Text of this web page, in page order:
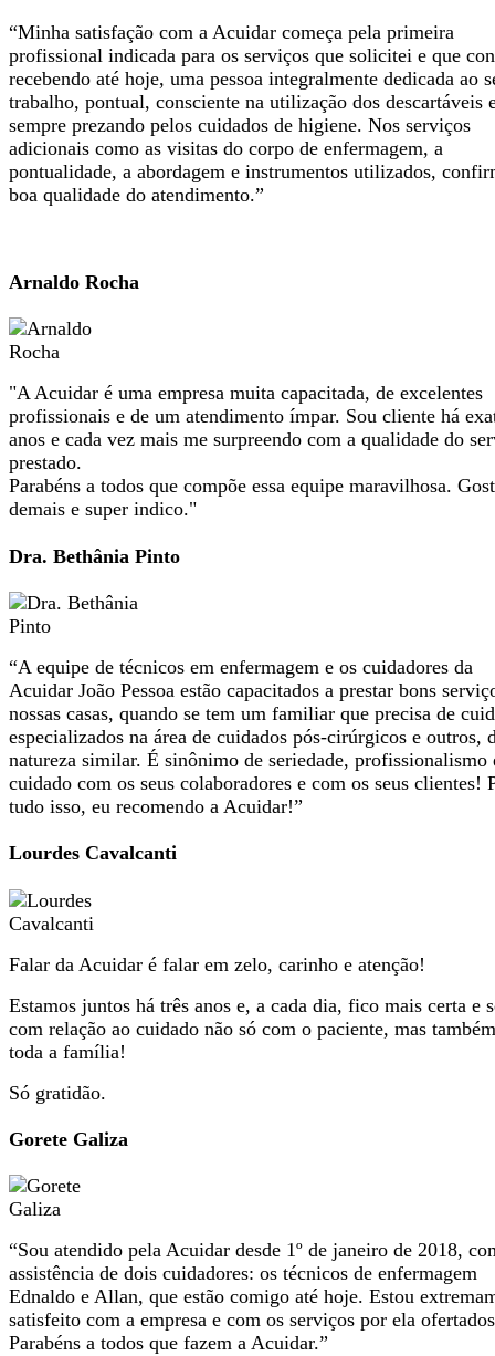
“Minha satisfação com a Acuidar começa pela primeira
profissional indicada para os serviços que solicitei e que
recebendo até hoje, uma pessoa integralmente dedicada ao
trabalho, pontual, consciente na utilização dos descartáveis
sempre prezando pelos cuidados de higiene. Nos serviços
adicionais como as visitas do corpo de enfermagem, a
pontualidade, a abordagem e instrumentos utilizados,
boa qualidade do atendimento.”
Arnaldo Rocha
"A Acuidar é uma empresa muita capacitada, de excelentes
profissionais e de um atendimento ímpar. Sou cliente há
anos e cada vez mais me surpreendo com a qualidade do
prestado.
Parabéns a todos que compõe essa equipe maravilhosa.
demais e super indico."
Dra. Bethânia Pinto
“A equipe de técnicos em enfermagem e os cuidadores da
Acuidar João Pessoa estão capacitados a prestar bons
nossas casas, quando se tem um familiar que precisa de
especializados na área de cuidados pós-cirúrgicos e outros,
natureza similar. É sinônimo de seriedade, profissionalismo
cuidado com os seus colaboradores e com os seus clientes!
tudo isso, eu recomendo a Acuidar!”
Lourdes Cavalcanti
Falar da Acuidar é falar em zelo, carinho e atenção!
Estamos juntos há três anos e, a cada dia, fico mais certa e
com relação ao cuidado não só com o paciente, mas
toda a família!
Só gratidão.
Gorete Galiza
“Sou atendido pela Acuidar desde 1º de janeiro de 2018,
assistência de dois cuidadores: os técnicos de enfermagem
Ednaldo e Allan, que estão comigo até hoje. Estou
satisfeito com a empresa e com os serviços por ela
Parabéns a todos que fazem a Acuidar.”